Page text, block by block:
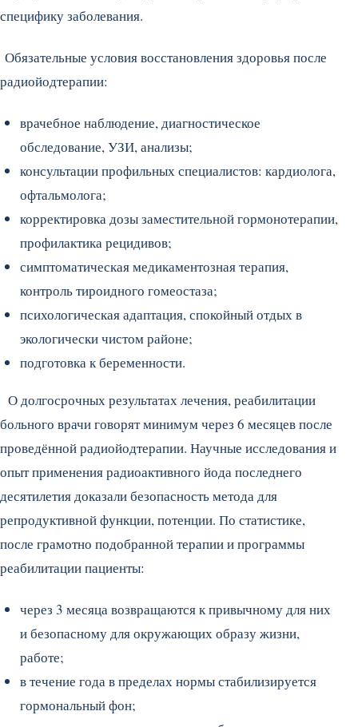
специфику заболевания.
Обязательные условия восстановления здоровья после
радиойодтерапии:
врачебное наблюдение, диагностическое
обследование, УЗИ, анализы;
консультации профильных специалистов: кардиолога,
офтальмолога;
корректировка дозы заместительной гормонотерапии,
профилактика рецидивов;
симптоматическая медикаментозная терапия,
контроль тироидного гомеостаза;
психологическая адаптация, спокойный отдых в
экологически чистом районе;
подготовка к беременности.
О долгосрочных результатах лечения, реабилитации
больного врачи говорят минимум через 6 месяцев после
проведённой радиойодтерапии. Научные исследования и
опыт применения радиоактивного йода последнего
десятилетия доказали безопасность метода для
репродуктивной функции, потенции. По статистике,
после грамотно подобранной терапии и программы
реабилитации пациенты:
через 3 месяца возвращаются к привычному для них
и безопасному для окружающих образу жизни,
работе;
в течение года в пределах нормы стабилизируется
гормональный фон;